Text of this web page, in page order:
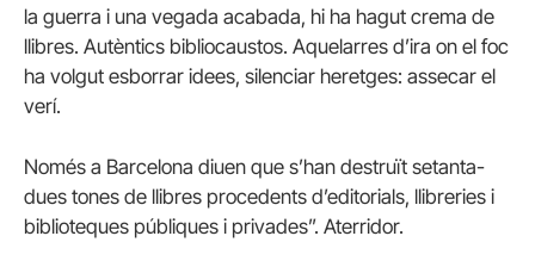
la guerra i una vegada acabada, hi ha hagut crema de
llibres. Autèntics bibliocaustos. Aquelarres d’ira on el foc
ha volgut esborrar idees, silenciar heretges: assecar el
verí.
Només a Barcelona diuen que s’han destruït setanta-
dues tones de llibres procedents d’editorials, llibreries i
biblioteques públiques i privades”. Aterridor.